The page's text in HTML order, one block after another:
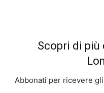
Scopri di più
Abbonati per ricevere